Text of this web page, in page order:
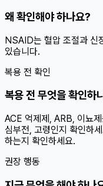
왜 확인해야 하나요?
NSAID는 혈압 조절과 신
있습니다.
복용 전 확인
복용 전 무엇을 확인하
ACE 억제제, ARB, 이뇨
심부전, 고령인지 확인하
하는지 확인하세요.
권장 행동